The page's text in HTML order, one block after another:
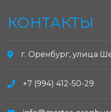
КОНТАКТЫ
г. Оренбург, улица
+7 (994) 412-50-29